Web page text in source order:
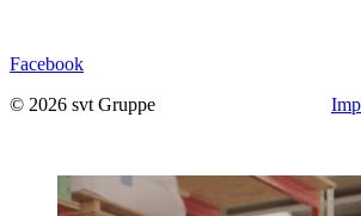
Facebook
© 2026 svt Gruppe